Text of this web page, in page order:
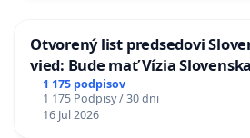
Otvorený list predsedovi
vied: Bude mať Vízia
chrbticu?
1 175 podpisov
1 175 Podpisy / 30 dni
16 Jul 2026